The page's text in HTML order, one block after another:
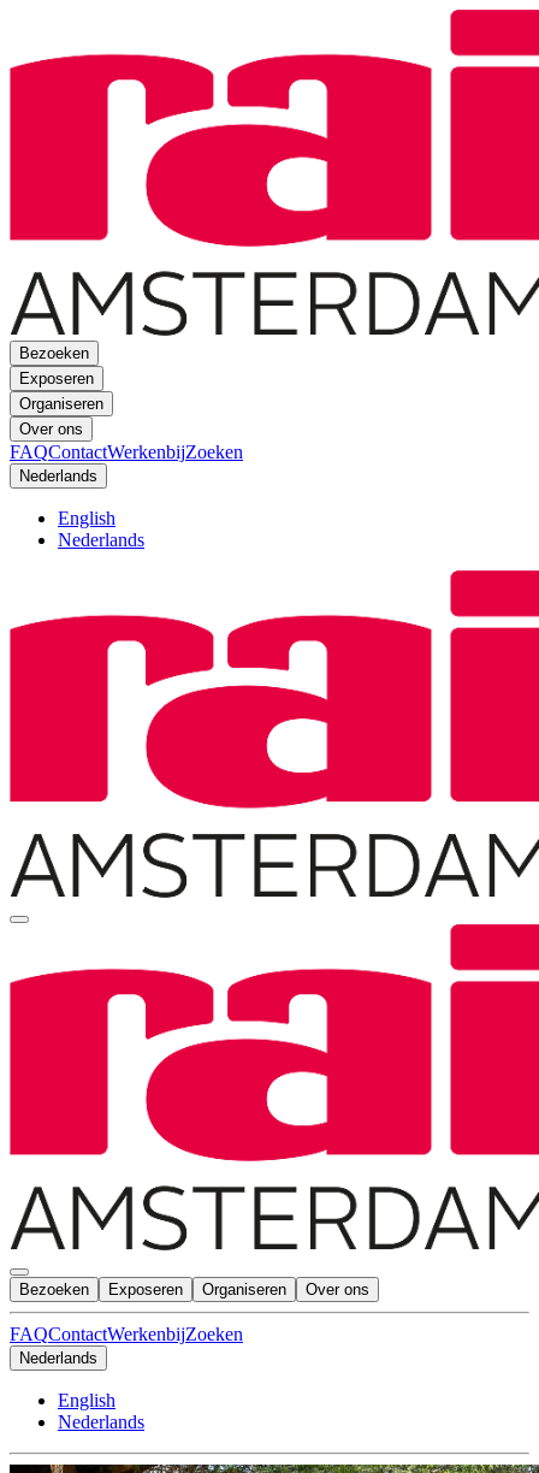
Bezoeken
Exposeren
Organiseren
Over ons
FAQContactWerkenbijZoeken
Nederlands
English
Nederlands
Bezoeken Exposeren Organiseren Over ons
FAQContactWerkenbijZoeken
Nederlands
English
Nederlands